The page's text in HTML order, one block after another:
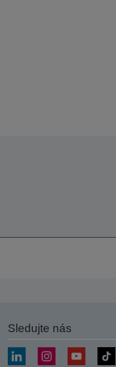
Sledujte nás